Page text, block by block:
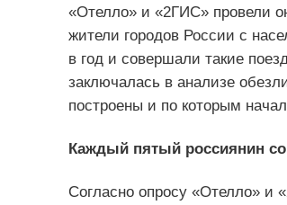
«Отелло» и «2ГИС» провели
жители городов России с
в год и совершали такие
заключалась в анализе
построены и по которым
Каждый пятый россиянин
Согласно опросу «Отелло» и